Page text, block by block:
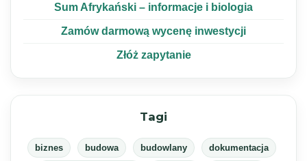
Sum Afrykański – informacje i biologia
Zamów darmową wycenę inwestycji
Złóż zapytanie
Tagi
biznes budowa budowlany dokumentacja